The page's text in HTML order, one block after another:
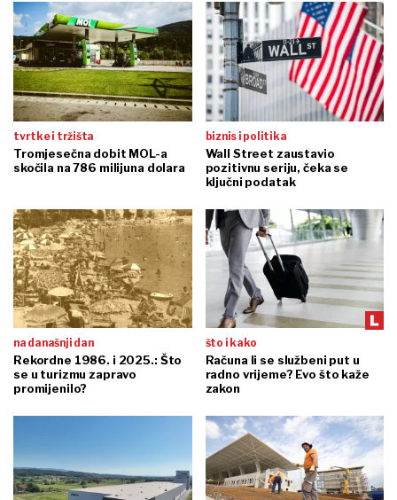
tvrtke i tržišta
Tromjesečna dobit MOL-a
skočila na 786 milijuna dolara
biznis i politika
Wall Street zaustavio
pozitivnu seriju, čeka se
ključni podatak
na današnji dan
Rekordne 1986. i 2025.: Što
se u turizmu zapravo
promijenilo?
što i kako
Računa li se službeni put u
radno vrijeme? Evo što kaže
zakon